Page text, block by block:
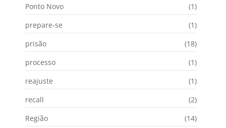
Ponto Novo
(1)
prepare-se
(1)
prisão
(18)
processo
(1)
reajuste
(1)
recall
(2)
Região
(14)